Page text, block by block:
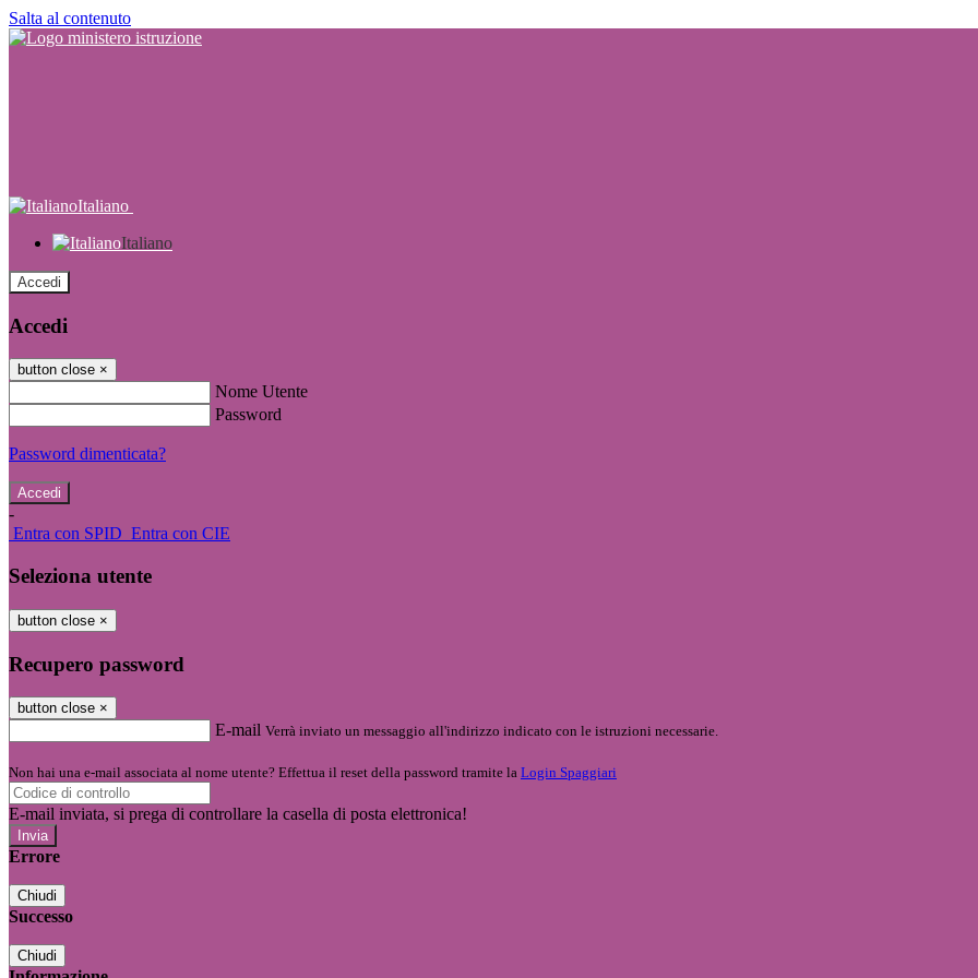
Salta al contenuto
Italiano
Italiano
Accedi
Accedi
button close ×
Nome Utente
Password
Password dimenticata?
-
Entra con SPID Entra con CIE
Seleziona utente
button close ×
Recupero password
button close ×
E-mail Verrà inviato un messaggio all'indirizzo indicato con le istruzioni necessarie.
Non hai una e-mail associata al nome utente? Effettua il reset della password tramite la Login Spaggiari
E-mail inviata, si prega di controllare la casella di posta elettronica!
Errore
Chiudi
Successo
Chiudi